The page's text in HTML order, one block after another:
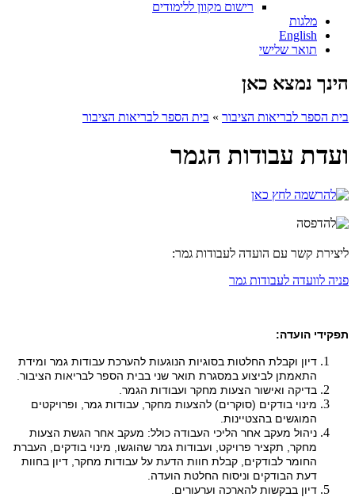
רישום מקוון ללימודים
מלגות
English
תואר שלישי
הינך נמצא כאן
בית הספר לבריאות הציבור » בית הספר לבריאות הציבור
ועדת עבודות הגמר
ליצירת קשר עם הועדה לעבודות גמר:
פניה לוועדה לעבודות גמר
תפקידי הועדה:
דיון וקבלת החלטות בסוגיות הנוגעות להערכת עבודות גמר ומידת
התאמתן לביצוע במסגרת תואר שני בבית הספר לבריאות הציבור.
בדיקה ואישור הצעות מחקר ועבודות הגמר.
מינוי בודקים (סוקרים) להצעות מחקר, עבודות גמר, ופרויקטים
המוגשים בהצטיינות.
ניהול מעקב אחר הליכי העבודה כולל: מעקב אחר הגשת הצעות
מחקר, תקציר פרויקט, ועבודות גמר שהוגשו, מינוי בודקים, העברת
החומר לבודקים, קבלת חוות הדעת על עבודות מחקר, דיון בחוות
דעת הבודקים וניסוח החלטת הועדה.
דיון בבקשות להארכה וערעורים.